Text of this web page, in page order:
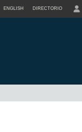
ENGLISH DIRECTORIO